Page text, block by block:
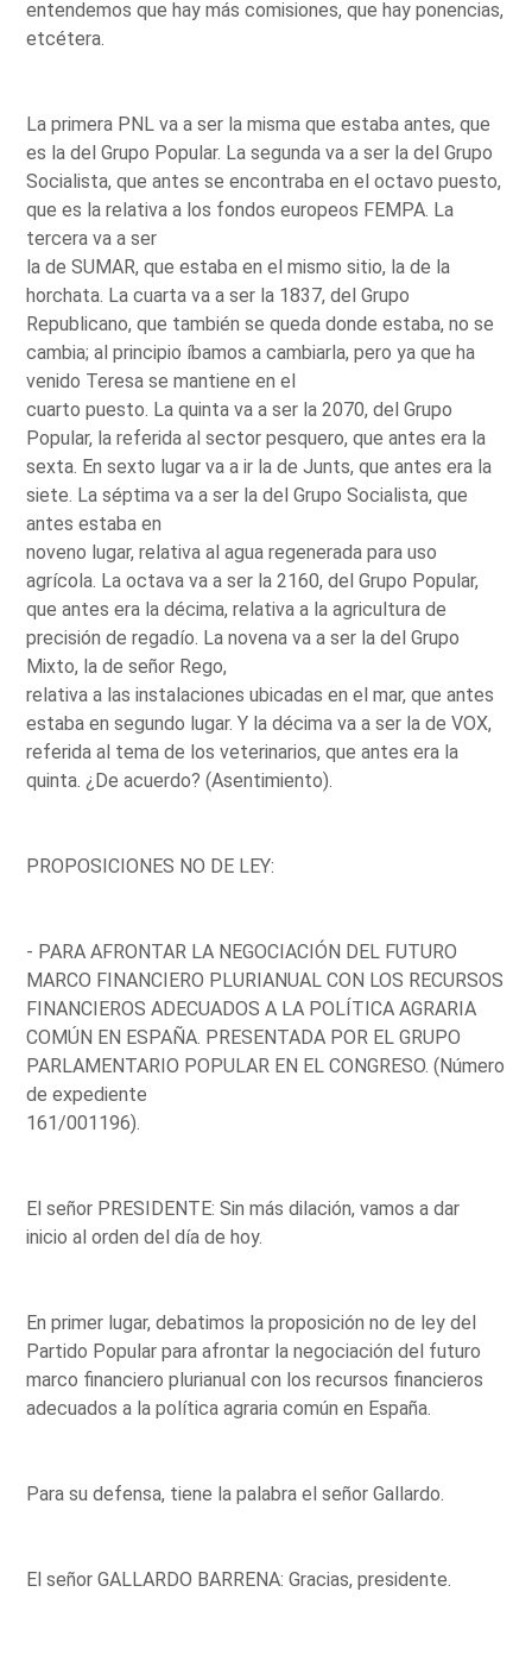
entendemos que hay más comisiones, que hay ponencias,
etcétera.
La primera PNL va a ser la misma que estaba antes, que
es la del Grupo Popular. La segunda va a ser la del Grupo
Socialista, que antes se encontraba en el octavo puesto,
que es la relativa a los fondos europeos FEMPA. La
tercera va a ser
la de SUMAR, que estaba en el mismo sitio, la de la
horchata. La cuarta va a ser la 1837, del Grupo
Republicano, que también se queda donde estaba, no se
cambia; al principio íbamos a cambiarla, pero ya que ha
venido Teresa se mantiene en el
cuarto puesto. La quinta va a ser la 2070, del Grupo
Popular, la referida al sector pesquero, que antes era la
sexta. En sexto lugar va a ir la de Junts, que antes era la
siete. La séptima va a ser la del Grupo Socialista, que
antes estaba en
noveno lugar, relativa al agua regenerada para uso
agrícola. La octava va a ser la 2160, del Grupo Popular,
que antes era la décima, relativa a la agricultura de
precisión de regadío. La novena va a ser la del Grupo
Mixto, la de señor Rego,
relativa a las instalaciones ubicadas en el mar, que antes
estaba en segundo lugar. Y la décima va a ser la de VOX,
referida al tema de los veterinarios, que antes era la
quinta. ¿De acuerdo? (Asentimiento).
PROPOSICIONES NO DE LEY:
- PARA AFRONTAR LA NEGOCIACIÓN DEL FUTURO
MARCO FINANCIERO PLURIANUAL CON LOS RECURSOS
FINANCIEROS ADECUADOS A LA POLÍTICA AGRARIA
COMÚN EN ESPAÑA. PRESENTADA POR EL GRUPO
PARLAMENTARIO POPULAR EN EL CONGRESO. (Número
de expediente
161/001196).
El señor PRESIDENTE: Sin más dilación, vamos a dar
inicio al orden del día de hoy.
En primer lugar, debatimos la proposición no de ley del
Partido Popular para afrontar la negociación del futuro
marco financiero plurianual con los recursos financieros
adecuados a la política agraria común en España.
Para su defensa, tiene la palabra el señor Gallardo.
El señor GALLARDO BARRENA: Gracias, presidente.